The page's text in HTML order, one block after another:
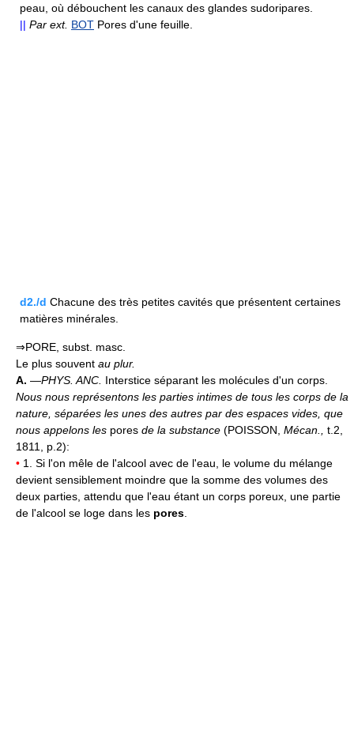
peau, où débouchent les canaux des glandes sudoripares.
|| Par ext. BOT Pores d'une feuille.
d2./d Chacune des très petites cavités que présentent certaines
matières minérales.
⇒PORE, subst. masc.
Le plus souvent au plur.
A. —PHYS. ANC. Interstice séparant les molécules d'un corps.
Nous nous représentons les parties intimes de tous les corps de la
nature, séparées les unes des autres par des espaces vides, que
nous appelons les pores de la substance (POISSON, Mécan., t.2,
1811, p.2):
• 1. Si l'on mêle de l'alcool avec de l'eau, le volume du mélange
devient sensiblement moindre que la somme des volumes des
deux parties, attendu que l'eau étant un corps poreux, une partie
de l'alcool se loge dans les pores